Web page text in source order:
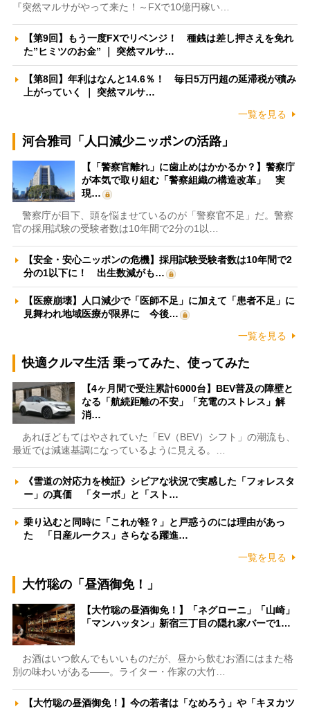
『突然マルサがやって来た！～FXで10億円稼い…
【第9回】もう一度FXでリベンジ！ 種銭は差し押さえを免れ
た”ヒミツのお金” ｜ 突然マルサ…
【第8回】年利はなんと14.6％！ 毎日5万円超の延滞税が積み
上がっていく ｜ 突然マルサ…
一覧を見る
河合雅司「人口減少ニッポンの活路」
【「警察官離れ」に歯止めはかかるか？】警察庁
が本気で取り組む「警察組織の構造改革」 実
現…
警察庁が目下、頭を悩ませているのが「警察官不足」だ。警察
官の採用試験の受験者数は10年間で2分の1以…
【安全・安心ニッポンの危機】採用試験受験者数は10年間で2
分の1以下に！ 出生数減がも…
【医療崩壊】人口減少で「医師不足」に加えて「患者不足」に
見舞われ地域医療が限界に 今後…
一覧を見る
快適クルマ生活 乗ってみた、使ってみた
【4ヶ月間で受注累計6000台】BEV普及の障壁と
なる「航続距離の不安」「充電のストレス」解
消…
あれほどもてはやされていた「EV（BEV）シフト」の潮流も、
最近では減速基調になっているように見える。…
《雪道の対応力を検証》シビアな状況で実感した「フォレスタ
ー」の真価 「ターボ」と「スト…
乗り込むと同時に「これが軽？」と戸惑うのには理由があっ
た 「日産ルークス」さらなる躍進…
一覧を見る
大竹聡の「昼酒御免！」
【大竹聡の昼酒御免！】「ネグローニ」「山崎」
「マンハッタン」新宿三丁目の隠れ家バーで1…
お酒はいつ飲んでもいいものだが、昼から飲むお酒にはまた格
別の味わいがある――。ライター・作家の大竹…
【大竹聡の昼酒御免！】今の若者は「なめろう」や「キヌカツ